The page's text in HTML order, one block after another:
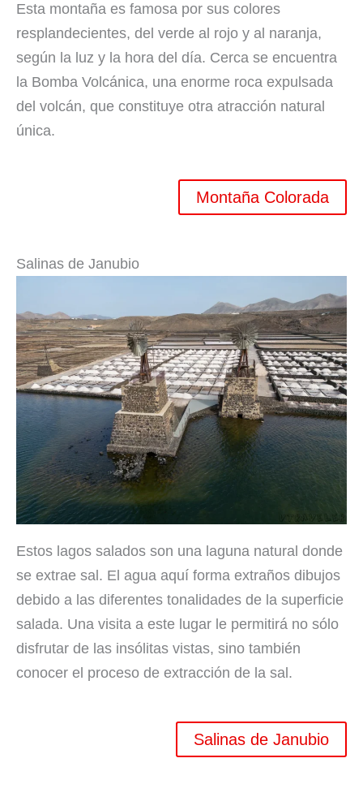
Esta montaña es famosa por sus colores
resplandecientes, del verde al rojo y al naranja,
según la luz y la hora del día. Cerca se encuentra
la Bomba Volcánica, una enorme roca expulsada
del volcán, que constituye otra atracción natural
única.
Montaña Colorada
Salinas de Janubio
Estos lagos salados son una laguna natural donde
se extrae sal. El agua aquí forma extraños dibujos
debido a las diferentes tonalidades de la superficie
salada. Una visita a este lugar le permitirá no sólo
disfrutar de las insólitas vistas, sino también
conocer el proceso de extracción de la sal.
Salinas de Janubio